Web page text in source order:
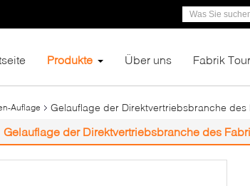
Produkte Über uns Fabrik Tour
Auflage Gelauflage der Direktvertriebsbranche
Gelauflage der Direktvertriebsbranche des